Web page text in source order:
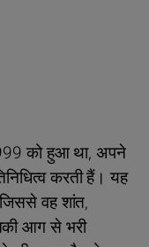
को हुआ था, अपने
करती हैं। यह
वह शांत,
आग से भरी